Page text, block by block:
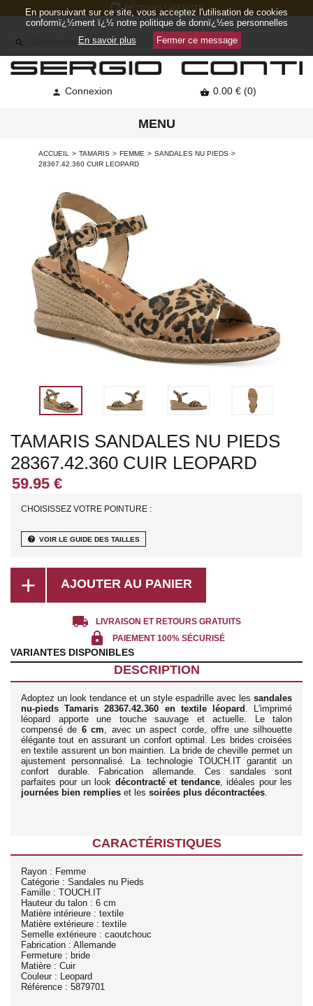
RETOURS GRATUITS

 Connexion  0.00 € (0)
MENU
ACCUEIL TAMARIS FEMME
SANDALES NU PIEDS
28367.42.360 CUIR LEOPARD
TAMARIS SANDALES NU PIEDS
28367.42.360 CUIR LEOPARD
CHOISISSEZ VOTRE POINTURE :
help VOIR LE GUIDE DES TAILLES
add AJOUTER AU PANIER
local_shipping LIVRAISON ET RETOURS GRATUITS
lock PAIEMENT 100% SÉCURISÉ
VARIANTES DISPONIBLES
DESCRIPTION
Adoptez un look tendance et un style espadrille avec les sandales
nu-pieds Tamaris 28367.42.360 en textile léopard . L'imprimé
léopard apporte une touche sauvage et actuelle. Le talon
compensé de 6 cm, avec un aspect corde, offre une silhouette
élégante tout en assurant un confort optimal. Les brides croisées
en textile assurent un bon maintien. La bride de cheville permet un
ajustement personnalisé. La technologie TOUCH.IT garantit un
confort durable. Fabrication allemande. Ces sandales sont
parfaites pour un look décontracté et tendance, idéales pour les
journées bien remplies et les soirées plus décontractées.
CARACTÉRISTIQUES
Rayon : Femme
Catégorie : Sandales nu Pieds
Famille : TOUCH.IT
Hauteur du talon : 6 cm
Matière intérieure : textile
Matière extérieure : textile
Semelle extérieure : caoutchouc
Fabrication : Allemande
Fermeture : bride
Matière : Cuir
Couleur : Leopard
Référence : 5879701
En poursuivant sur ce site, vous acceptez l'utilisation de cookies
conformï¿½ment ï¿½ notre politique de donnï¿½es personnelles
En savoir plus
Fermer ce message